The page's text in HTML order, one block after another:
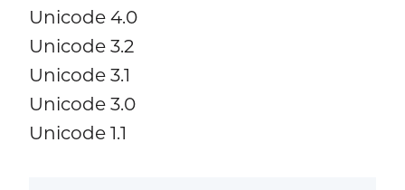
Unicode 4.0
Unicode 3.2
Unicode 3.1
Unicode 3.0
Unicode 1.1